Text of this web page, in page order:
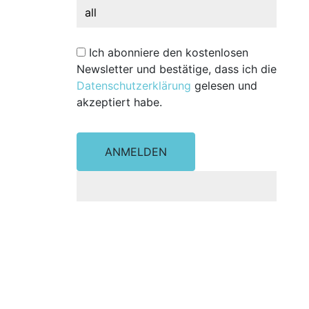
Ich abonniere den kostenlosen
Newsletter und bestätige, dass ich die
Datenschutzerklärung gelesen und
akzeptiert habe.
ANMELDEN